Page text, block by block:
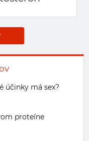
účinky má sex?
proteíne